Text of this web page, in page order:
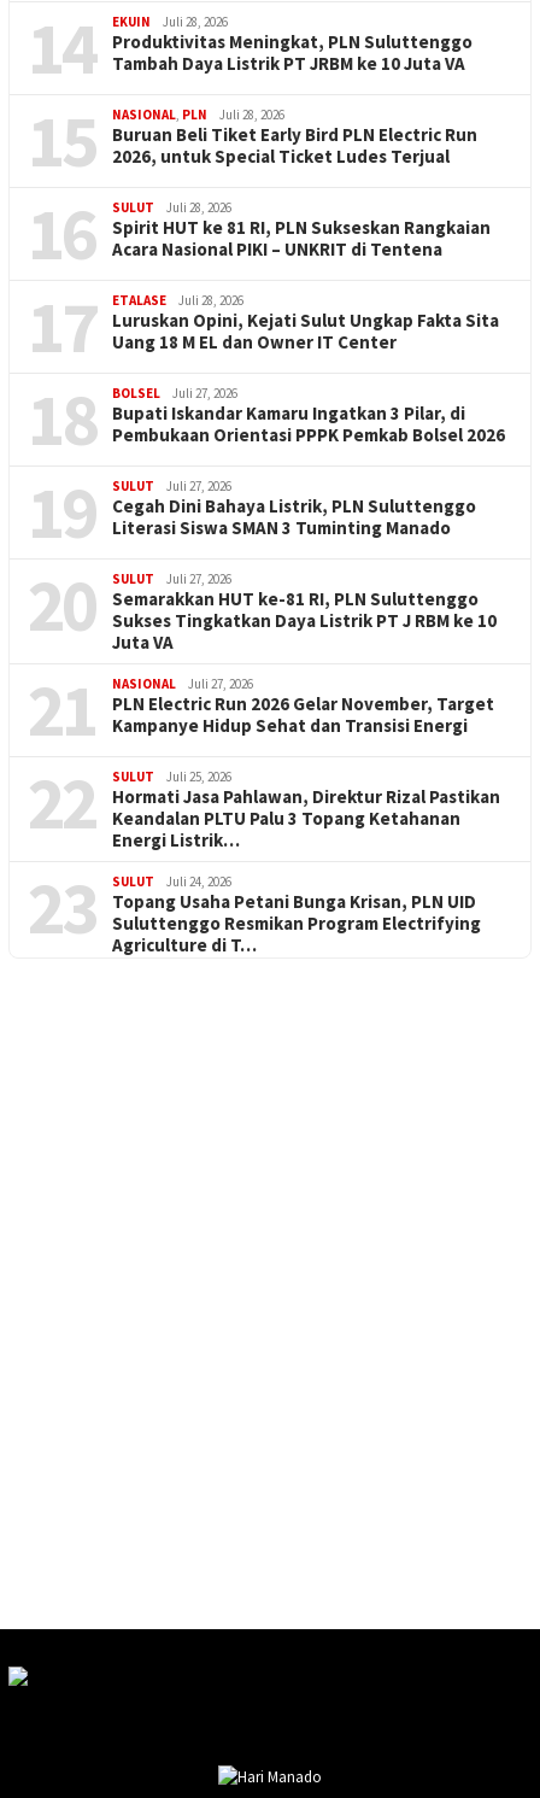
14 EKUIN Juli 28, 2026
Produktivitas Meningkat, PLN Suluttenggo
Tambah Daya Listrik PT JRBM ke 10 Juta VA
15 NASIONAL PLN Juli 28, 2026
Buruan Beli Tiket Early Bird PLN Electric Run
2026, untuk Special Ticket Ludes Terjual
16 SULUT Juli 28, 2026
Spirit HUT ke 81 RI, PLN Sukseskan Rangkaian
Acara Nasional PIKI – UNKRIT di Tentena
17 ETALASE Juli 28, 2026
Luruskan Opini, Kejati Sulut Ungkap Fakta Sita
Uang 18 M EL dan Owner IT Center
18 BOLSEL Juli 27, 2026
Bupati Iskandar Kamaru Ingatkan 3 Pilar, di
Pembukaan Orientasi PPPK Pemkab Bolsel 2026
19 SULUT Juli 27, 2026
Cegah Dini Bahaya Listrik, PLN Suluttenggo
Literasi Siswa SMAN 3 Tuminting Manado
20 SULUT Juli 27, 2026
Semarakkan HUT ke-81 RI, PLN Suluttenggo
Sukses Tingkatkan Daya Listrik PT J RBM ke 10
Juta VA
21 NASIONAL Juli 27, 2026
PLN Electric Run 2026 Gelar November, Target
Kampanye Hidup Sehat dan Transisi Energi
22 SULUT Juli 25, 2026
Hormati Jasa Pahlawan, Direktur Rizal Pastikan
Keandalan PLTU Palu 3 Topang Ketahanan
Energi Listrik…
23 SULUT Juli 24, 2026
Topang Usaha Petani Bunga Krisan, PLN UID
Suluttenggo Resmikan Program Electrifying
Agriculture di T…